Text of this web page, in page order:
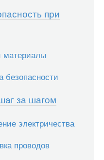
при
материалы
за шагом
электричества
проводов